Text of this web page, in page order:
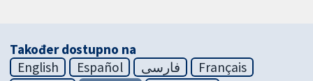
Također dostupno na
English
Español فارسی
Français